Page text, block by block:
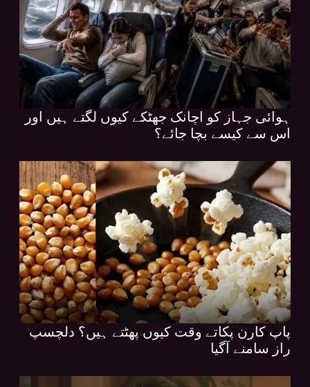
ہوائی جہاز کو اچانک جھٹکے کیوں لگتے ہیں اور
اس سے کیسے بچا جائے؟
پاپ کارن پکاتے وقت کیوں پھٹتے ہیں؟ دلچسپ
راز سامنے آگیا